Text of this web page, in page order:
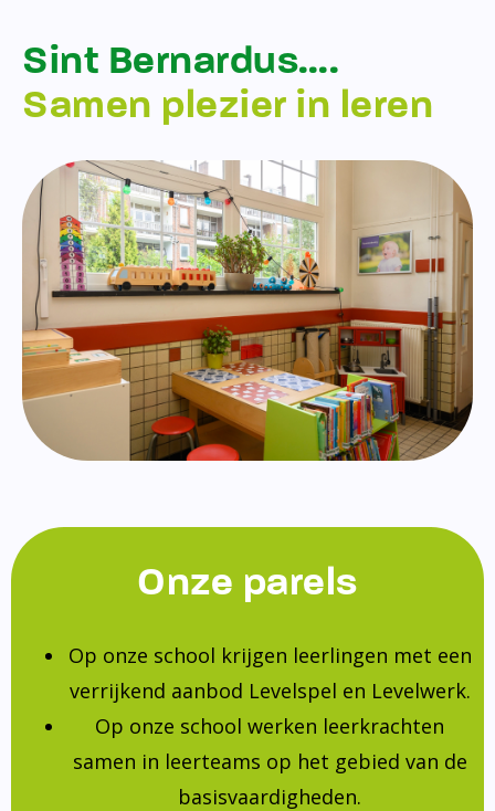
Sint Bernardus….
Samen plezier in leren
Onze parels
Op onze school krijgen leerlingen met een
verrijkend aanbod Levelspel en Levelwerk.
Op onze school werken leerkrachten
samen in leerteams op het gebied van de
basisvaardigheden.